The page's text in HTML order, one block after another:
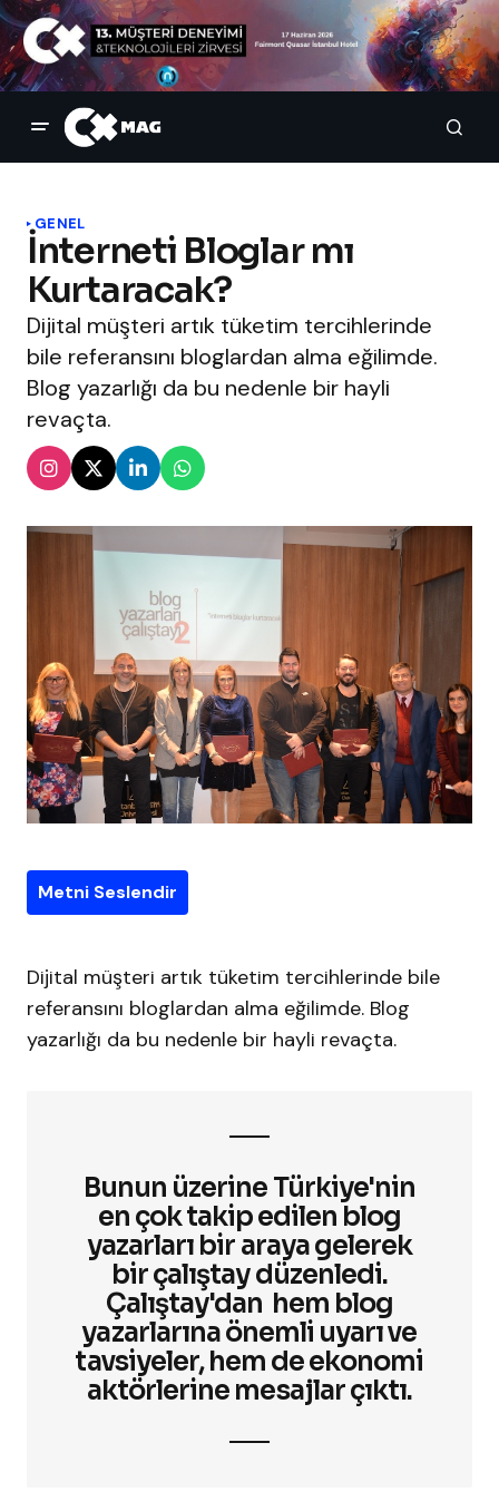
GENEL
İnterneti Bloglar mı
Kurtaracak?
Dijital müşteri artık tüketim tercihlerinde
bile referansını bloglardan alma eğilimde.
Blog yazarlığı da bu nedenle bir hayli
revaçta.
Metni Seslendir
Dijital müşteri artık tüketim tercihlerinde bile
referansını bloglardan alma eğilimde. Blog
yazarlığı da bu nedenle bir hayli revaçta.
Bunun üzerine Türkiye'nin
en çok takip edilen blog
yazarları bir araya gelerek
bir çalıştay düzenledi.
Çalıştay'dan hem blog
yazarlarına önemli uyarı ve
tavsiyeler, hem de ekonomi
aktörlerine mesajlar çıktı.